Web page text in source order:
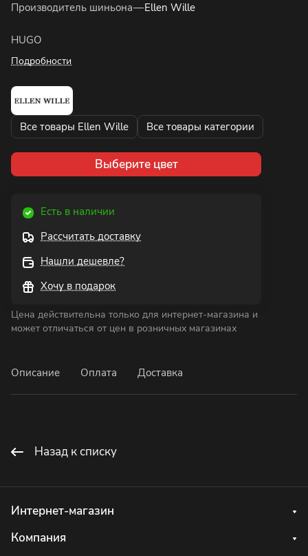
Производитель шиньона—Ellen Wille
HUGO
Подробности
Все товары Ellen Wille Все товары категории
Выберите цвет
Есть в наличии
Рассчитать доставку
Нашли дешевле?
Хочу в подарок
Цена действительна только для интернет-магазина и
может отличаться от цен в розничных магазинах
Описание Оплата Доставка
Назад к списку
Интернет-магазин
Компания